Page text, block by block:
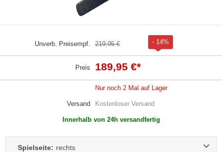
Unverb. Preisempf. 219,95 € - 14%
Preis 189,95 €*
Nur noch 2 Mal auf Lager
Versand Kostenloser Versand
Innerhalb von 24h versandfertig
Spielseite: rechts